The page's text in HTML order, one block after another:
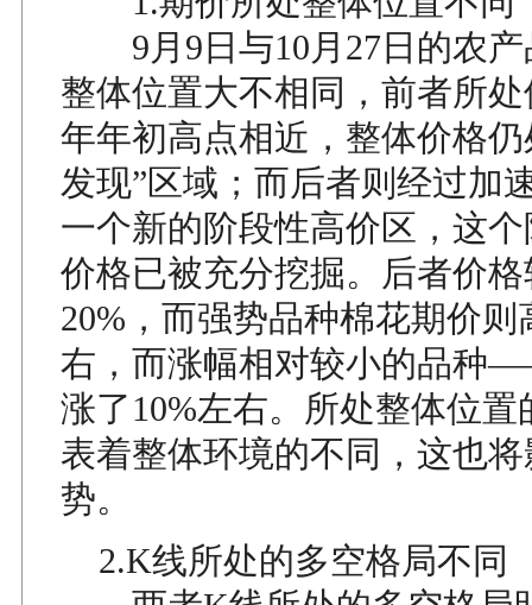
9月9日与10月27日的农产
整体位置大不相同，前者所处
年年初高点相近，整体价格
发现”区域；而后者则经过加
一个新的阶段性高价区，这
价格已被充分挖掘。后者价
20%，而强势品种棉花期价则
右，而涨幅相对较小的品种
涨了10%左右。所处整体位置
表着整体环境的不同，这也
势。
2.K线所处的多空格局不同